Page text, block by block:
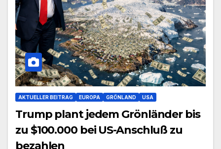
AKTUELLER BEITRAG EUROPA GRÖNLAND USA
Trump plant jedem Grönländer bis
zu $100.000 bei US-Anschluß zu
bezahlen